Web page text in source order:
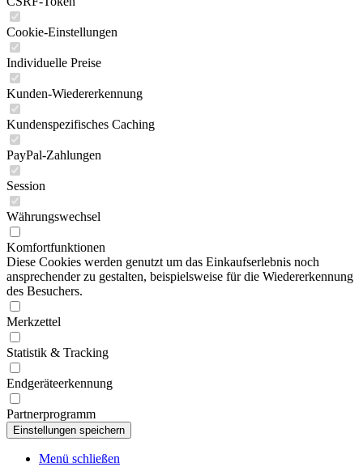
Cookie-Einstellungen
Individuelle Preise
Kunden-Wiedererkennung
Kundenspezifisches Caching
PayPal-Zahlungen
Session
Währungswechsel
Komfortfunktionen
Diese Cookies werden genutzt um das Einkaufserlebnis noch
ansprechender zu gestalten, beispielsweise für die Wiedererkennung
des Besuchers.
Merkzettel
Statistik & Tracking
Endgeräteerkennung
Partnerprogramm
Menü schließen